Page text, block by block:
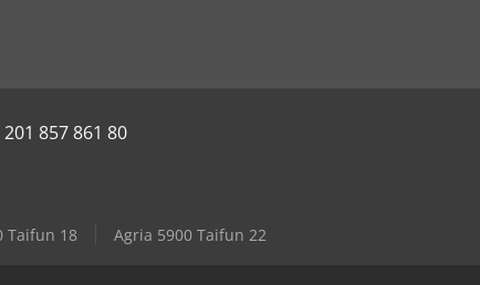
201 857 861 80
Taifun 18 Agria 5900 Taifun 22